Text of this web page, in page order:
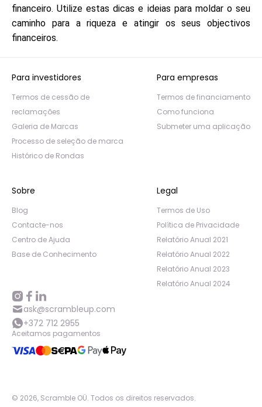
financeiro. Utilize estas dicas e ideias para moldar o seu
caminho para a riqueza e atingir os seus objectivos
financeiros.
Para investidores
Termos de cessão de
reclamações
Galeria de Marcas
Processo de seleção de marca
Histórico de Rondas
Para empresas
Termos de financiamento
Como funciona
Submeter uma aplicação
Sobre
Blog
Contacte-nos
Centro de Ajuda
Base de Conhecimento
Legal
Termos de Uso
Política de Privacidade
Relatório Anual 2021
Relatório Anual 2022
Relatório Anual 2023
Relatório Anual 2024
ask@scrambleup.com
+372 712 2955
Aceitamos pagamentos
© 2026, Scramble OÜ. Todos os direitos reservados.